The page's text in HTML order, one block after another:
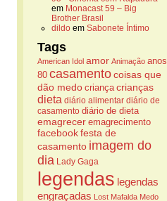
em Monacast 59 – Big
Brother Brasil
dildo em Sabonete Íntimo
Tags
American Idol amor Animação anos
80 casamentocoisas que
dão medo criança crianças
dieta diário alimentar diário de
casamento diário de dieta
emagrecer emagrecimento
facebookfesta de
casamento imagem do
dia Lady Gaga
legendas legendas
engraçadas Lost Mafalda Medo